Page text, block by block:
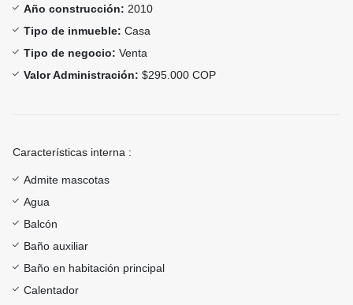
Año construcción: 2010
Tipo de inmueble: Casa
Tipo de negocio: Venta
Valor Administración: $295.000 COP
Características interna :
Admite mascotas
Agua
Balcón
Baño auxiliar
Baño en habitación principal
Calentador